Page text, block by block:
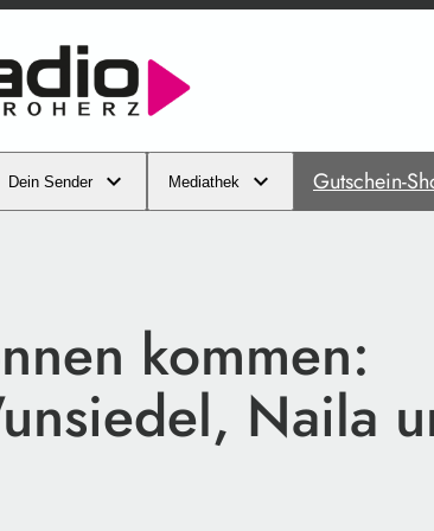
Dein Sender Mediathek Gutschein-
kommen:
Naila